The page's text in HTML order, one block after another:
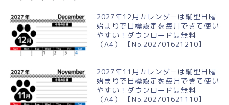
2027年12月カレンダーは縦型日曜
始まりで目標設定を毎月できて使い
やすい！ダウンロードは無料
（A4） 【No.202701621210】
2027年11月カレンダーは縦型日曜
始まりで目標設定を毎月できて使い
やすい！ダウンロードは無料
（A4） 【No.202701621110】